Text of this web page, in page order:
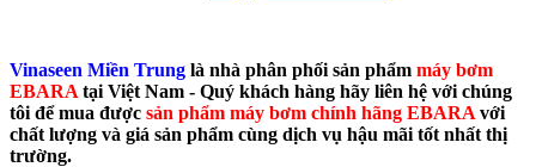
Vinaseen Miền Trung là nhà phân phối sản phẩm máy bơm
EBARA tại Việt Nam - Quý khách hàng hãy liên hệ với chúng
tôi để mua được sản phẩm máy bơm chính hãng EBARA với
chất lượng và giá sản phẩm cùng dịch vụ hậu mãi tốt nhất thị
trường.